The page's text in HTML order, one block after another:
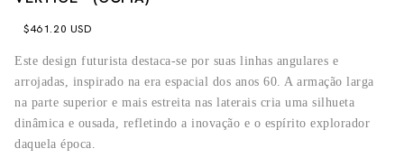
$461.20 USD
Este design futurista destaca-se por suas linhas angulares e
arrojadas, inspirado na era espacial dos anos 60. A armação larga
na parte superior e mais estreita nas laterais cria uma silhueta
dinâmica e ousada, refletindo a inovação e o espírito explorador
daquela época.